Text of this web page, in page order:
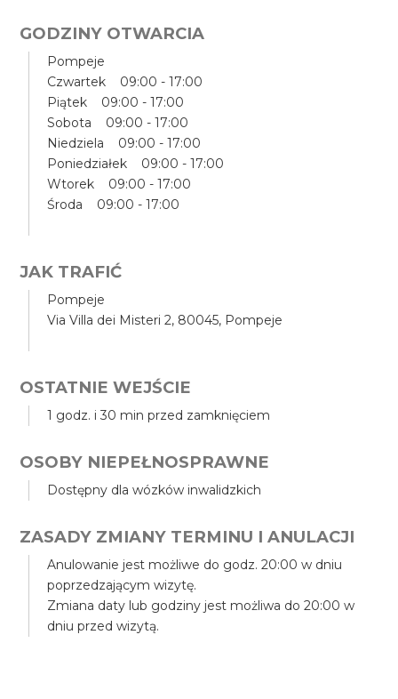
GODZINY OTWARCIA
Pompeje
Czwartek 09:00 - 17:00
Piątek 09:00 - 17:00
Sobota 09:00 - 17:00
Niedziela 09:00 - 17:00
Poniedziałek 09:00 - 17:00
Wtorek 09:00 - 17:00
Środa 09:00 - 17:00
JAK TRAFIĆ
Pompeje
Via Villa dei Misteri 2, 80045, Pompeje
OSTATNIE WEJŚCIE
1 godz. i 30 min przed zamknięciem
OSOBY NIEPEŁNOSPRAWNE
Dostępny dla wózków inwalidzkich
ZASADY ZMIANY TERMINU I ANULACJI
Anulowanie jest możliwe do godz. 20:00 w dniu
poprzedzającym wizytę.
Zmiana daty lub godziny jest możliwa do 20:00 w
dniu przed wizytą.